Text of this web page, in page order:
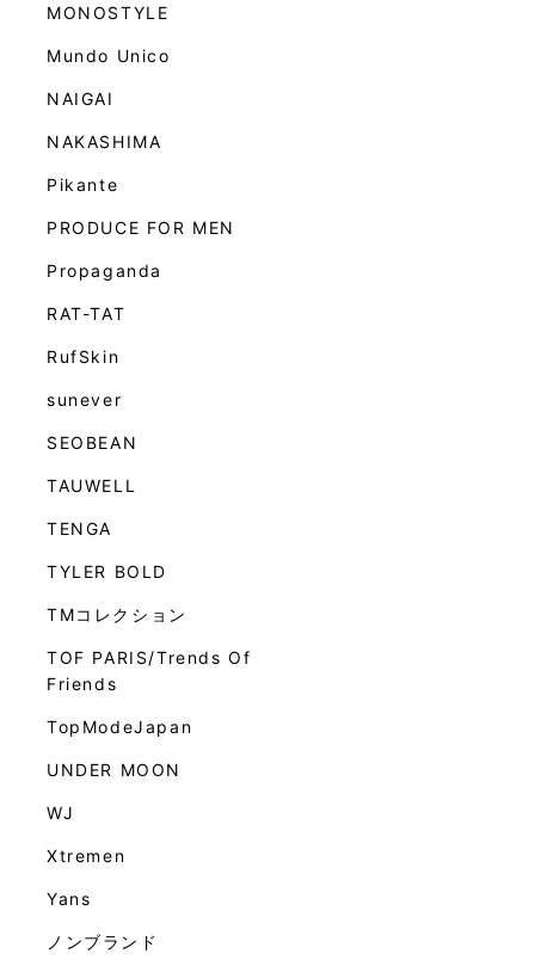
MONOSTYLE
Mundo Unico
NAIGAI
NAKASHIMA
Pikante
PRODUCE FOR MEN
Propaganda
RAT-TAT
RufSkin
sunever
SEOBEAN
TAUWELL
TENGA
TYLER BOLD
TMコレクション
TOF PARIS/Trends Of
Friends
TopModeJapan
UNDER MOON
WJ
Xtremen
Yans
ノンブランド